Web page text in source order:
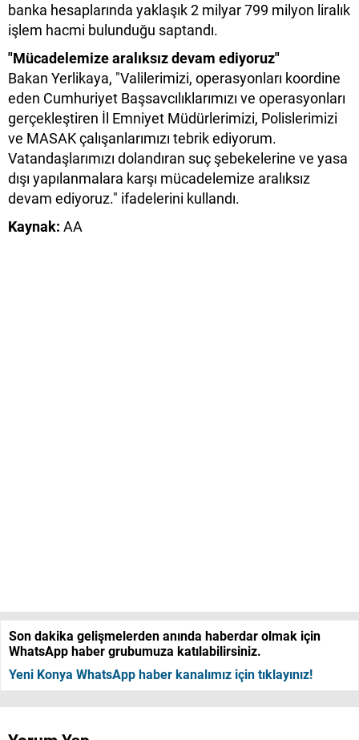
banka hesaplarında yaklaşık 2 milyar 799 milyon liralık
işlem hacmi bulunduğu saptandı.
"Mücadelemize aralıksız devam ediyoruz"
Bakan Yerlikaya, "Valilerimizi, operasyonları koordine
eden Cumhuriyet Başsavcılıklarımızı ve operasyonları
gerçekleştiren İl Emniyet Müdürlerimizi, Polislerimizi
ve MASAK çalışanlarımızı tebrik ediyorum.
Vatandaşlarımızı dolandıran suç şebekelerine ve yasa
dışı yapılanmalara karşı mücadelemize aralıksız
devam ediyoruz." ifadelerini kullandı.
Kaynak: AA
Son dakika gelişmelerden anında haberdar olmak için
WhatsApp haber grubumuza katılabilirsiniz.
Yeni Konya WhatsApp haber kanalımız için tıklayınız!